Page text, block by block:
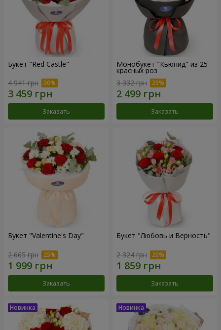
Букет "Red Castle"
4 941 грн
Заказать
Монобукет "Кьюпид" из 25
красных роз
3 332 грн
Заказать
Букет "Valentine's Day"
2 665 грн
Заказать
Букет "Любовь и Верность"
2 324 грн
Заказать